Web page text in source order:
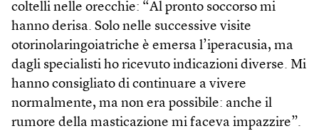
coltelli nelle orecchie: “Al pronto soccorso mi
hanno derisa. Solo nelle successive visite
otorinolaringoiatriche è emersa l’iperacusia, ma
dagli specialisti ho ricevuto indicazioni diverse. Mi
hanno consigliato di continuare a vivere
normalmente, ma non era possibile: anche il
rumore della masticazione mi faceva impazzire”.